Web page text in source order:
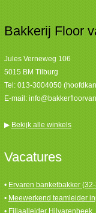
Bakkerij Floor
Jules Verneweg 106
5015 BM Tilburg
Tel: 013-3004050
E-mail:
▶ Bekijk alle winkels
Vacatures
• Ervaren banketbakker
• Meewerkend teamleider